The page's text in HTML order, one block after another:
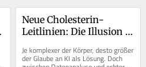
Neue Cholesterin-
Leitlinien: Die Illusion
Gesundheit
Je komplexer der Körper, desto größer
der Glaube an KI als Lösung. Doch